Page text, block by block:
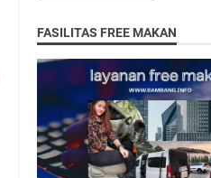
FASILITAS FREE MAKAN